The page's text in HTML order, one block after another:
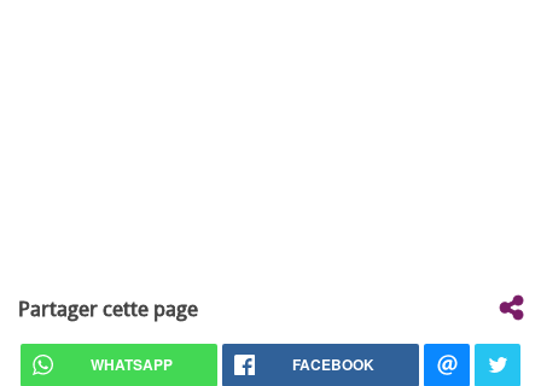
Partager cette page
WHATSAPP FACEBOOK